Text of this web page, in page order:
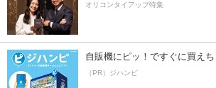
オリコンタイアップ特集
自販機にピッ！ですぐに買えち
（PR）ジハンピ